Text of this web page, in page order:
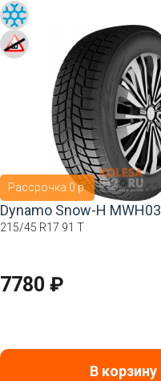
Рассрочка 0 р.
Dynamo Snow-H MWH03
215/45 R17 91 T
7780 ₽
В корзину